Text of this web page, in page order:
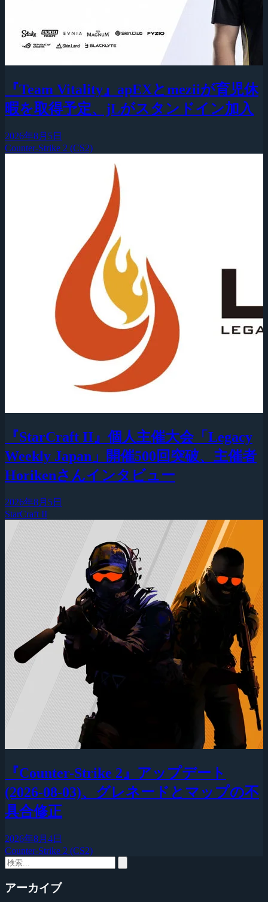
『Team Vitality』apEXとmeziiが育児休
暇を取得予定、jLがスタンドイン加入
2026年8月5日
Counter-Strike 2 (CS2)
『StarCraft II』個人主催大会「Legacy
Weekly Japan」開催500回突破、主催者
Horikenさんインタビュー
2026年8月5日
StarCraft II
『Counter-Strike 2』アップデート
(2026-08-03)、グレネードとマップの不
具合修正
2026年8月4日
Counter-Strike 2 (CS2)
アーカイブ